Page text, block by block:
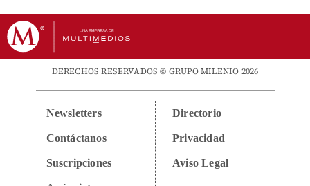
DERECHOS RESERVADOS © GRUPO MILENIO 2026
Newsletters
Contáctanos
Suscripciones
Directorio
Privacidad
Aviso Legal